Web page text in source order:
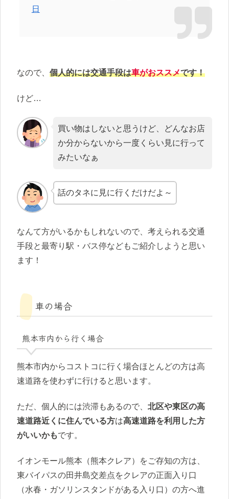
日
なので、 個人的には交通手段は車がおススメです！
けど…
買い物はしないと思うけど、どんなお店
か分からないから一度くらい見に行って
みたいなぁ
話のタネに見に行くだけだよ～
なんて方がいるかもしれないので、考えられる交通
手段と最寄り駅・バス停などもご紹介しようと思い
ます！
車の場合
熊本市内から行く場合
熊本市内からコストコに行く場合ほとんどの方は高
速道路を使わずに行けると思います。
ただ、個人的には渋滞もあるので、 北区や東区の高
速道路近くに住んでいる方は高速道路を利用した方
がいいかもです。
イオンモール熊本（熊本クレア）をご存知の方は、
東バイパスの田井島交差点をクレアの正面入り口
（水春・ガソリンスタンドがある入り口）の方へ進